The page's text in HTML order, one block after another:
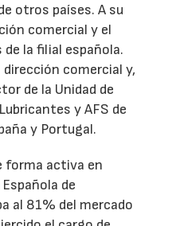
otros países. A su
comercial y el
la filial española.
comercial y,
de la Unidad de
y AFS de
y Portugal.
forma activa en
de
al 81% del mercado